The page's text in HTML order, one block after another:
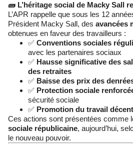
🧱 L’héritage social de Macky Sall
L’APR rappelle que sous les 12
Président Macky Sall, des avancées
obtenues en faveur des travailleurs :
✅ Conventions sociales
avec les partenaires sociaux
✅ Hausse significative des
des retraites
✅ Baisse des prix des
✅ Protection sociale
sécurité sociale
✅ Promotion du travail
Ces actions sont présentées comme
sociale républicaine, aujourd’hui,
le nouveau pouvoir.